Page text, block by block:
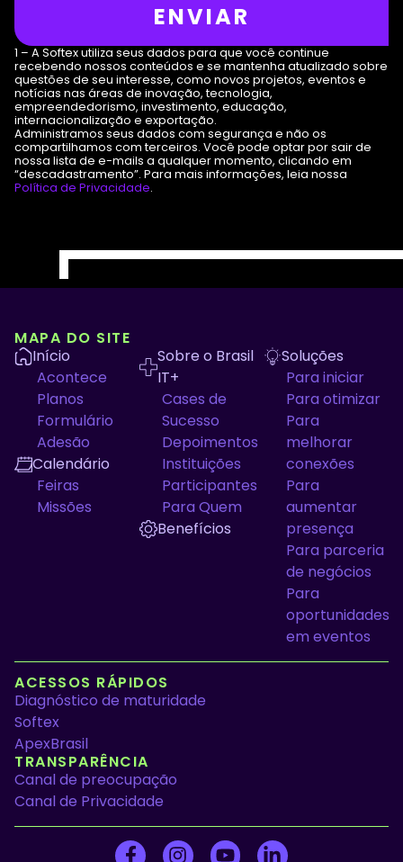
ENVIAR
1 – A Softex utiliza seus dados para que você continue
recebendo nossos conteúdos e se mantenha atualizado sobre
questões de seu interesse, como novos projetos, eventos e
notícias nas áreas de inovação, tecnologia,
empreendedorismo, investimento, educação,
internacionalização e exportação.
Administramos seus dados com segurança e não os
compartilhamos com terceiros. Você pode optar por sair de
nossa lista de e-mails a qualquer momento, clicando em
“descadastramento”. Para mais informações, leia nossa
Política de Privacidade.
MAPA DO SITE
Início
Acontece
Planos
Formulário
Adesão
Calendário
Feiras
Missões
Sobre o Brasil
IT+
Cases de
Sucesso
Depoimentos
Instituições
Participantes
Para Quem
Benefícios
Soluções
Para iniciar
Para otimizar
Para
melhorar
conexões
Para
aumentar
presença
Para parceria
de negócios
Para
oportunidades
em eventos
ACESSOS RÁPIDOS
Diagnóstico de maturidade
Softex
ApexBrasil
TRANSPARÊNCIA
Canal de preocupação
Canal de Privacidade